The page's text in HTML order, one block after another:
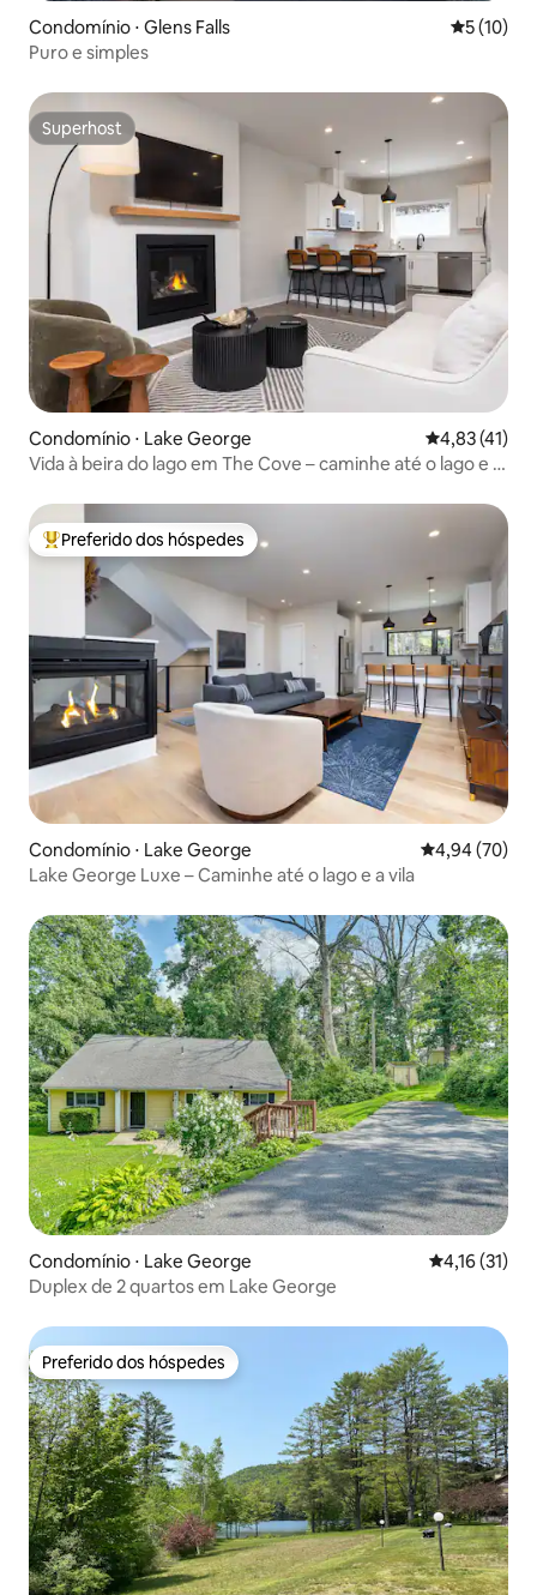
Condomínio ⋅ Glens Falls 5 de uma
5 (10)
Puro e simples
Superhost
Superhost
Condomínio ⋅ Lake George 4,83 de uma
4,83 (41)
Vida à beira do lago em The Cove – caminhe até o lago e a
Entre os melhores preferidos dos hóspedes
Preferido dos hóspedes
Condomínio ⋅ Lake George 4,94 de uma
4,94 (70)
Lake George Luxe – Caminhe até o lago e a vila
Condomínio ⋅ Lake George 4,16 de uma
4,16 (31)
Duplex de 2 quartos em Lake George
Preferido dos hóspedes
Preferido dos hóspedes